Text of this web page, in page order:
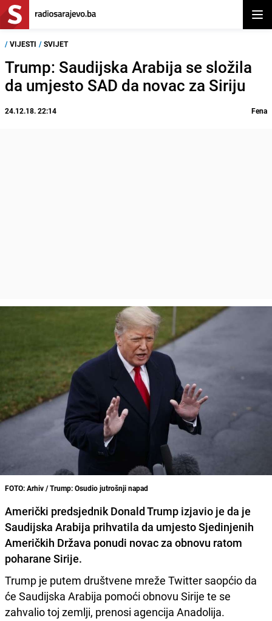
/ VIJESTI / SVIJET
Trump: Saudijska Arabija se složila
da umjesto SAD da novac za Siriju
24.12.18. 22:14 Fena
FOTO: Arhiv / Trump: Osudio jutrošnji napad
Američki predsjednik Donald Trump izjavio je da je
Saudijska Arabija prihvatila da umjesto Sjedinjenih
Američkih Država ponudi novac za obnovu ratom
poharane Sirije.
Trump je putem društvene mreže Twitter saopćio da
će Saudijska Arabija pomoći obnovu Sirije te se
zahvalio toj zemlji, prenosi agencija Anadolija.